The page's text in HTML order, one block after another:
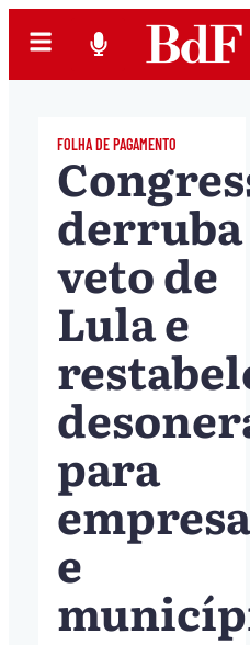
FOLHA DE PAGAMENTO
derruba
veto de
Lula e
para
e